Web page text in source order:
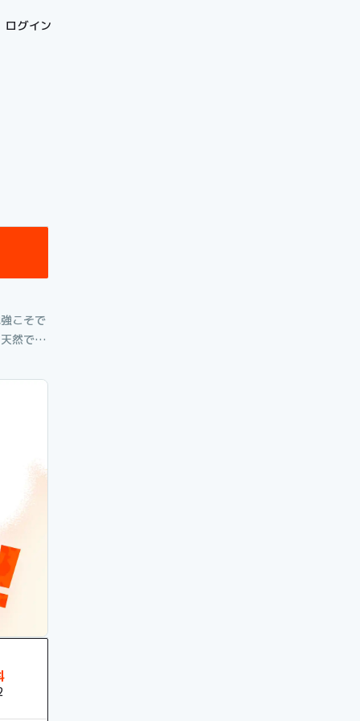
ログイン
こそで
然で、
まっす
してい